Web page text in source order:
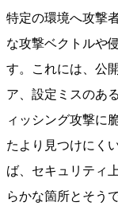
特定の環境へ攻撃
な攻撃ベクトルや
す。これには、公
ア、設定ミスのあ
ィッシング攻撃に
たより見つけにく
ば、セキュリティ
らかな箇所とそう